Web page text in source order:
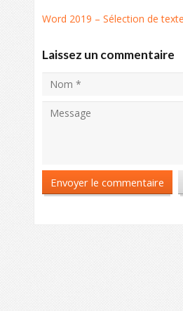
Word 2019 – Sélection de texte
Laissez un commentaire